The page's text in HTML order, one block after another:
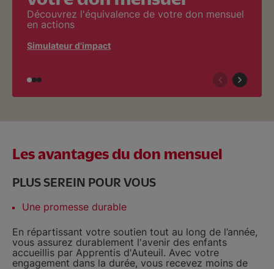
Découvrez l'équivalence de votre don mensuel
en actions
Simulateur d'impact
Les avantages du don mensuel
PLUS SEREIN POUR VOUS
Une promesse durable
En répartissant votre soutien tout au long de l’année,
vous assurez durablement l'avenir des enfants
accueillis par Apprentis d'Auteuil. Avec votre
engagement dans la durée, vous recevez moins de